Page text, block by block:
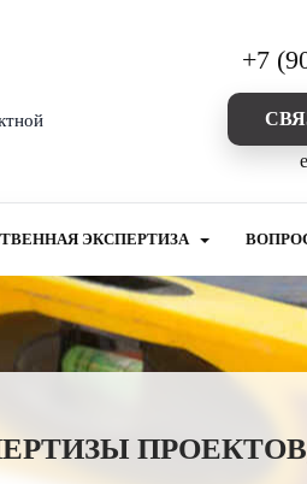
+7
ЭКСПЕРТИЗА